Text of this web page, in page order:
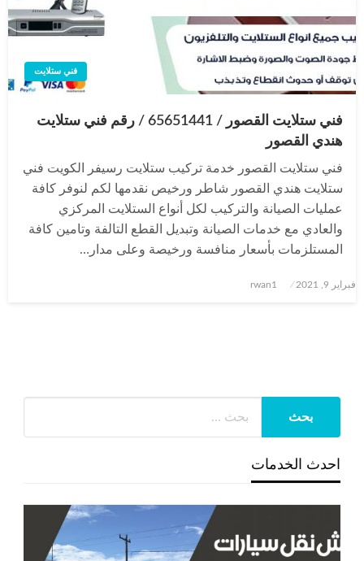
فني ستلايت
فني ستلايت القصور / 65651441 / رقم فني ستلايت
هندي القصور
فني ستلايت القصور خدمة تركيب ستلايت رسيفر الكويت فني
ستلايت هندي القصور شاطر ورخيص نقدمها لكم لنوفر كافة
عمليات الصيانة والتركيب لكل أنواع الستلايت المركزي
والعادي مع خدمات الصيانة وتبديل القطع التالفة وتامين كافة
المستلزمات بأسعار منافسة ورخيصة وعلى مدار…
نُشر
فبراير 9, 2021 rwan1
احدث الخدمات